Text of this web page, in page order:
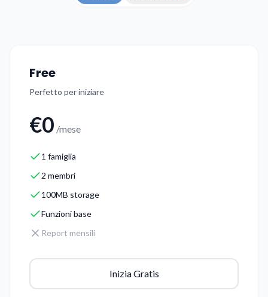
Free
Perfetto per iniziare
€0 /mese
1 famiglia
2 membri
100MB storage
Funzioni base
Report mensili
Inizia Gratis